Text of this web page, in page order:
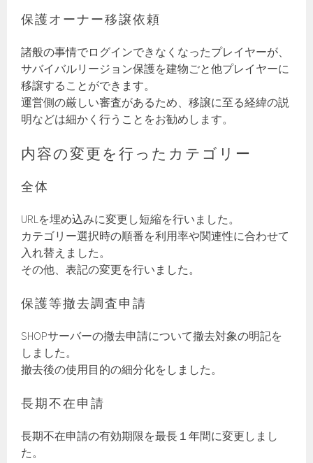
保護オーナー移譲依頼
諸般の事情でログインできなくなったプレイヤーが、
サバイバルリージョン保護を建物ごと他プレイヤーに
移譲することができます。
運営側の厳しい審査があるため、移譲に至る経緯の説
明などは細かく行うことをお勧めします。
内容の変更を行ったカテゴリー
全体
URLを埋め込みに変更し短縮を行いました。
カテゴリー選択時の順番を利用率や関連性に合わせて
入れ替えました。
その他、表記の変更を行いました。
保護等撤去調査申請
SHOPサーバーの撤去申請について撤去対象の明記を
しました。
撤去後の使用目的の細分化をしました。
長期不在申請
長期不在申請の有効期限を最長１年間に変更しまし
た。